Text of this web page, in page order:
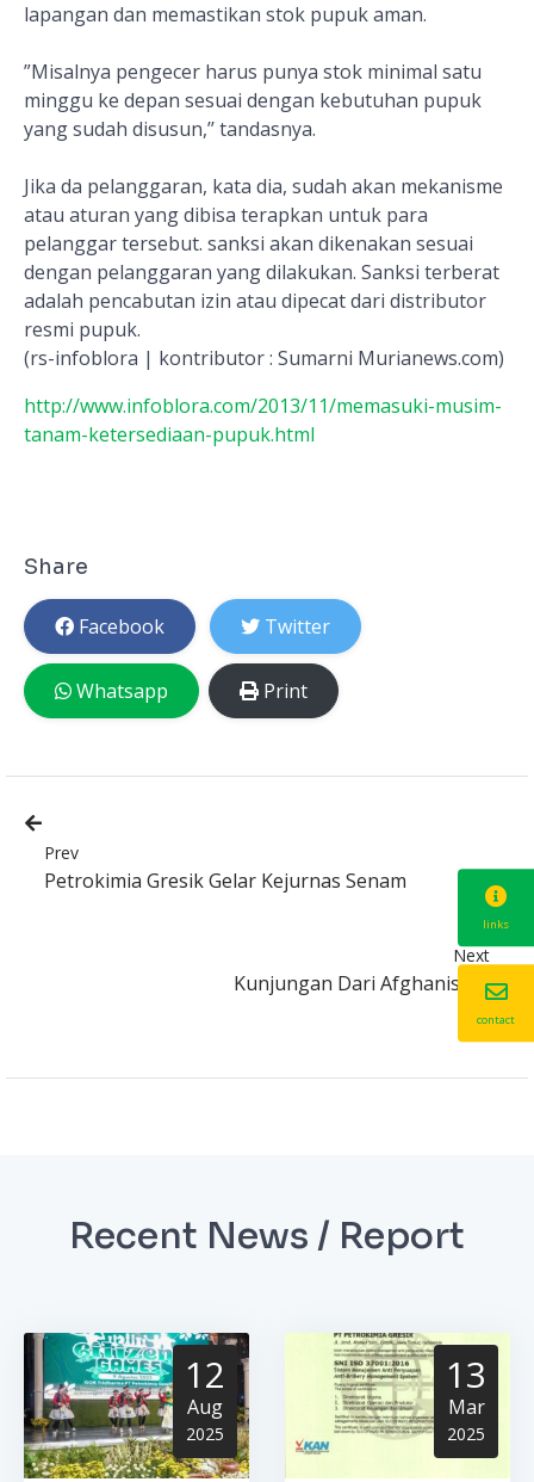
lapangan dan memastikan stok pupuk aman.
”Misalnya pengecer harus punya stok minimal satu
minggu ke depan sesuai dengan kebutuhan pupuk
yang sudah disusun,’’ tandasnya.
Jika da pelanggaran, kata dia, sudah akan mekanisme
atau aturan yang dibisa terapkan untuk para
pelanggar tersebut. sanksi akan dikenakan sesuai
dengan pelanggaran yang dilakukan. Sanksi terberat
adalah pencabutan izin atau dipecat dari distributor
resmi pupuk.
(rs-infoblora | kontributor : Sumarni Murianews.com)
http://www.infoblora.com/2013/11/memasuki-musim-
tanam-ketersediaan-pupuk.html
Share
Facebook Twitter
Whatsapp Print
Prev
Petrokimia Gresik Gelar Kejurnas Senam
Next
Kunjungan Dari Afghanistan
Recent News / Report
12
Aug
2025
13
Mar
2025
links
contact